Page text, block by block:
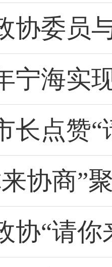
协委员
宁海实
长点赞
协商”
协“请